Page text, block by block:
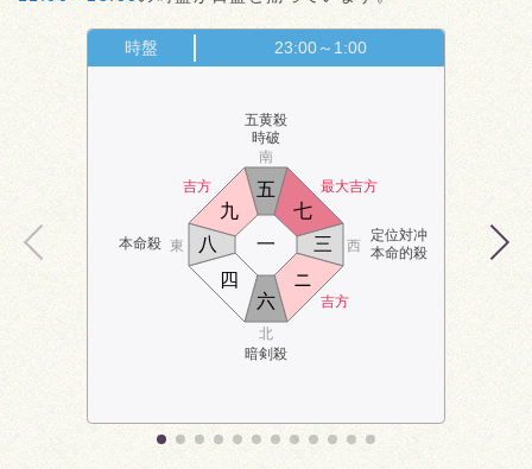
時盤 23:00～1:00
吉方
五黄殺
時破
最大吉方
本命殺
定位対冲
本命的殺
暗剣殺
吉方
南
北
東 西
六
七
八
九
一
ニ
三
四
五